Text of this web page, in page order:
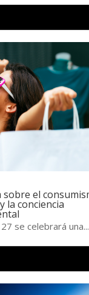
sobre el
la conciencia
se celebrará una...